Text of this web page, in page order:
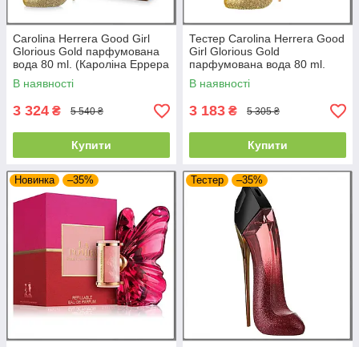
Carolina Herrera Good Girl
Glorious Gold парфумована
вода 80 ml. (Кароліна Еррера
Гуд Герл Глоріус Голд)
В наявності
3 324 ₴ 5 540 ₴
Купити
Тестер Carolina Herrera Good
Girl Glorious Gold
парфумована вода 80 ml.
(Кароліна Еррера Гуд Герл
Глоріус Голд)
В наявності
3 183 ₴ 5 305 ₴
Купити
Новинка –35% Тестер –35%